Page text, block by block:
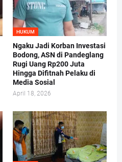
HUKUM
Ngaku Jadi Korban Investasi
Bodong, ASN di Pandeglang
Rugi Uang Rp200 Juta
Hingga Difitnah Pelaku di
Media Sosial
April 18, 2026